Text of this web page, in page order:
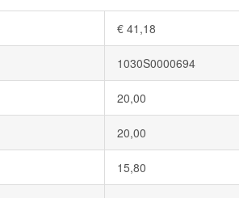
€ 41,18
1030S0000694
20,00
20,00
15,80